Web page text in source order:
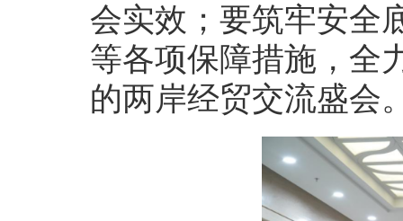
会实效；要筑牢安全
等各项保障措施，全
的两岸经贸交流盛会